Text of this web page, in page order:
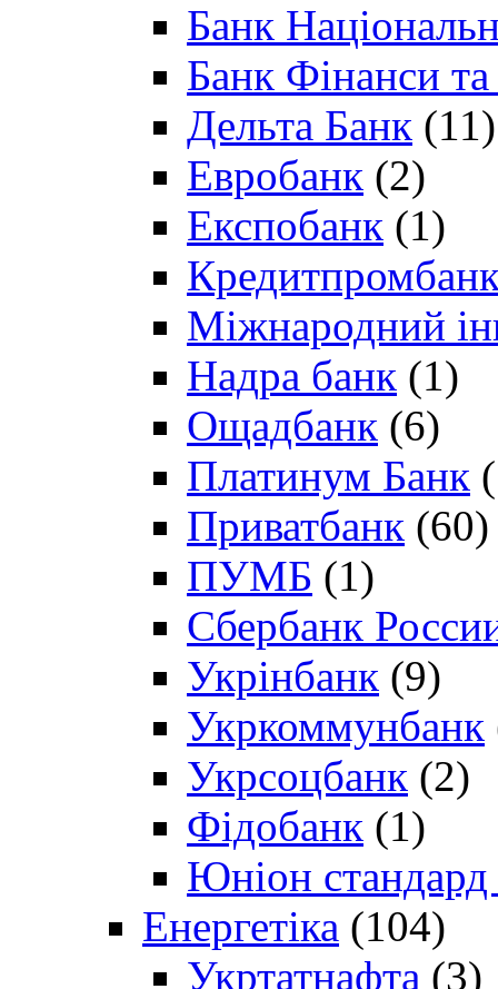
Банк
Банк Фінанси
Дельта Банк (11)
Евробанк (2)
Експобанк (1)
Міжнародний
Надра банк (1)
Ощадбанк (6)
Платинум Банк
Приватбанк (60)
ПУМБ (1)
Сбербанк
Укрінбанк (9)
Укркоммунбанк
Укрсоцбанк (2)
Фідобанк (1)
Юніон стандард
Енергетіка (104)
Укртатнафта (3)